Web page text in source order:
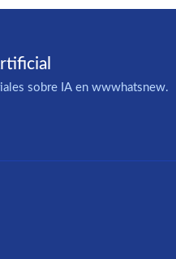
sobre IA en wwwhatsnew.